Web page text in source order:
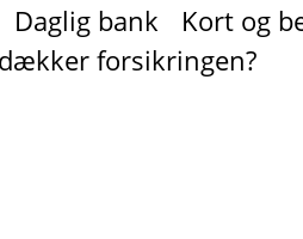
Daglig bank Kort og
forsikringen?